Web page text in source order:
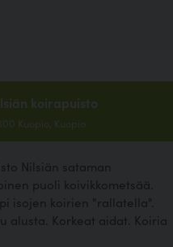
koirapuisto
Kuopio, Kuopio
Nilsiän sataman
puoli koivikkometsää.
isojen koirien "rallatella".
alusta. Korkeat aidat. Koiria